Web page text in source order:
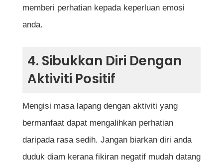
memberi perhatian kepada keperluan emosi
anda.
4. Sibukkan Diri Dengan
Aktiviti Positif
Mengisi masa lapang dengan aktiviti yang
bermanfaat dapat mengalihkan perhatian
daripada rasa sedih. Jangan biarkan diri anda
duduk diam kerana fikiran negatif mudah datang